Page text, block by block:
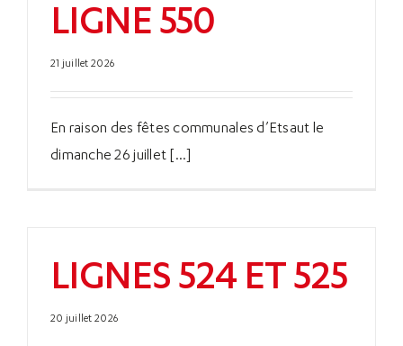
LIGNE 550
21 juillet 2026
En raison des fêtes communales d’Etsaut le
dimanche 26 juillet [...]
LIGNES 524 ET 525
20 juillet 2026